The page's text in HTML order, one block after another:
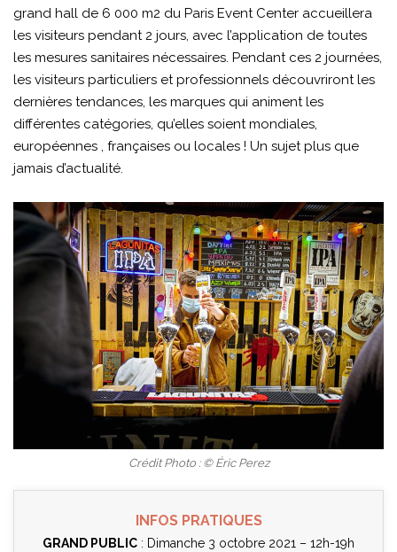
grand hall de 6 000 m2 du Paris Event Center accueillera
les visiteurs pendant 2 jours, avec l’application de toutes
les mesures sanitaires nécessaires. Pendant ces 2 journées,
les visiteurs particuliers et professionnels découvriront les
dernières tendances, les marques qui animent les
différentes catégories, qu’elles soient mondiales,
européennes , françaises ou locales ! Un sujet plus que
jamais d’actualité.
Crédit Photo : © Éric Perez
INFOS PRATIQUES
GRAND PUBLIC : Dimanche 3 octobre 2021 – 12h-19h